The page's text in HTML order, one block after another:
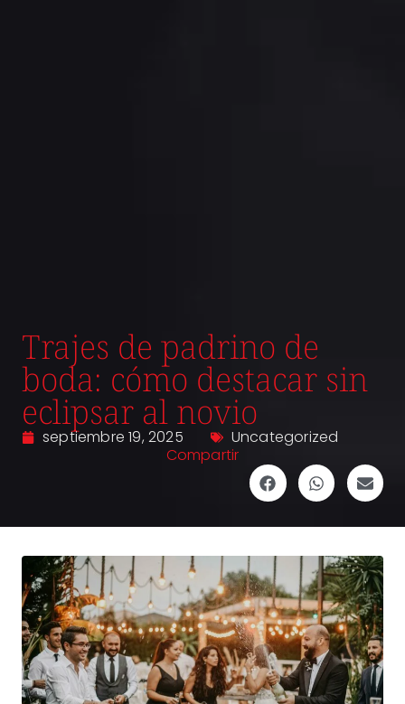
Trajes de padrino de
boda: cómo destacar sin
eclipsar al novio
septiembre 19, 2025
Uncategorized
Compartir